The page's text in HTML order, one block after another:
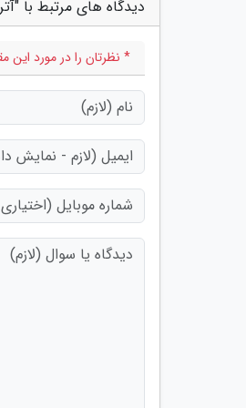
دیدگاه های مرتبط با
* نظرتان را در مورد این